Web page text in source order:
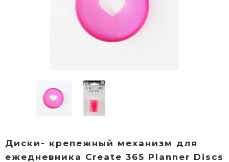
Диски- крепежный механизм для
ежедневника Create 365 Planner Discs